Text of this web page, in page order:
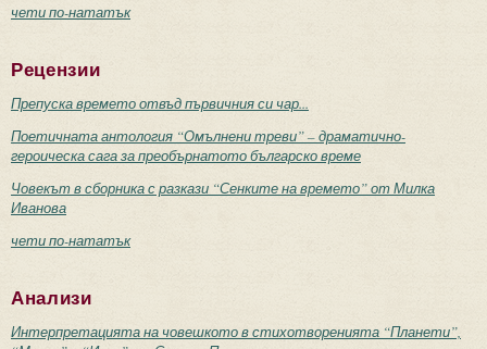
чети по-нататък
Рецензии
Препуска времето отвъд първичния си чар...
Поетичната антология “Омълнени треви” – драматично-
героическа сага за преобърнатото българско време
Човекът в сборника с разкази “Сенките на времето” от Милка
Иванова
чети по-нататък
Анализи
Интерпретацията на човешкото в стихотворенията “Планети”,